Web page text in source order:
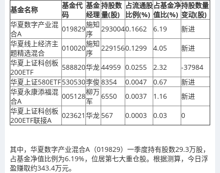
基金名称
基金代
码
基金
经理
持股数
量(股)
占流通股
比例(%)
占基金净
值比(%)
持股数量
变动(股)
华夏数字产业混
合A
019829施知
序
2930040.1662 6.19
新进
华夏线上经济主
题精选混合
010020施知
序
2291560.1299 4.05
新进
华夏上证科创板
200ETF
588820华龙44959 0.0255 2.32
-37984
华夏上证580ETF530530李俊 8354 0.0047 0.67
新进
华夏永康添福混
合A
005128柳万
军
6550 0.0037 1.16
新进
华夏上证科创板
200ETF联接A
023621 华龙 567 0.0003 0.03 0
其中，华夏数字产业混合A（019829）一季度持有股数29.3万股，
占基金净值比例为6.19%，位居第七大重仓股。根据测算，今日浮
盈赚取约343.4万元。